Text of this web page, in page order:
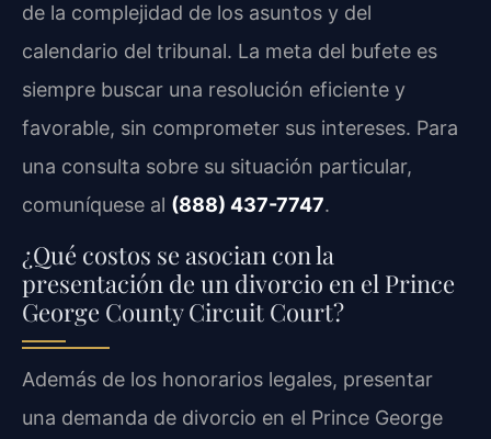
de la complejidad de los asuntos y del
calendario del tribunal. La meta del bufete es
siempre buscar una resolución eficiente y
favorable, sin comprometer sus intereses. Para
una consulta sobre su situación particular,
comuníquese al (888) 437-7747.
¿Qué costos se asocian con la
presentación de un divorcio en el Prince
George County Circuit Court?
Además de los honorarios legales, presentar
una demanda de divorcio en el Prince George